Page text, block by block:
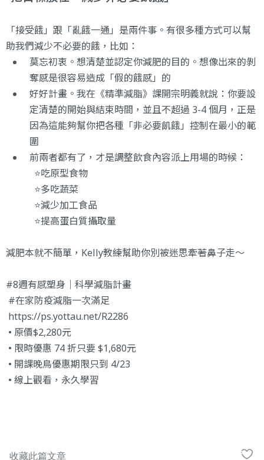
「接受餓」跟「亂餓一通」是兩件事。有很多種方式可以幫
助我們減少不必要的餓，比如：
莫忘初衷。想清楚並認定你減肥的目的。想像出來的剝
奪感是很容易造成「假的餓感」的
好好計畫。我在《精準減脂》課開宗明義就說：你要設
定清楚的開始與結束時間，並且不超過 3-4 個月，正是
因為這能夠幫你把各種「非必要飢餓」控制在最小的範
圍
前兩者都有了，才是調整飲食內容派上用場的時候：
⭐️吃原型食物
⭐️多吃蔬菜
⭐️減少加工食品
⭐️提高蛋白質攝取量
減肥本就不簡單，Kelly教練幫助你別被迷思牽著鼻子走～
#8週有感塑身 ｜科學減脂計畫
#在家防疫減脂一次滿足
https://ps.yottau.net/R2286
• 原價$2,280元
• 限時優惠 74 折只要 $1,680元
• 開課晚鳥優惠期限只到 4/23
• 線上觀看，永久學習